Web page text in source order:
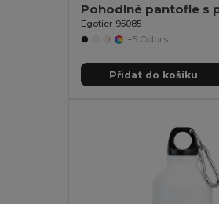
Egotier 95085
+5 Colors
Přidat do košíku